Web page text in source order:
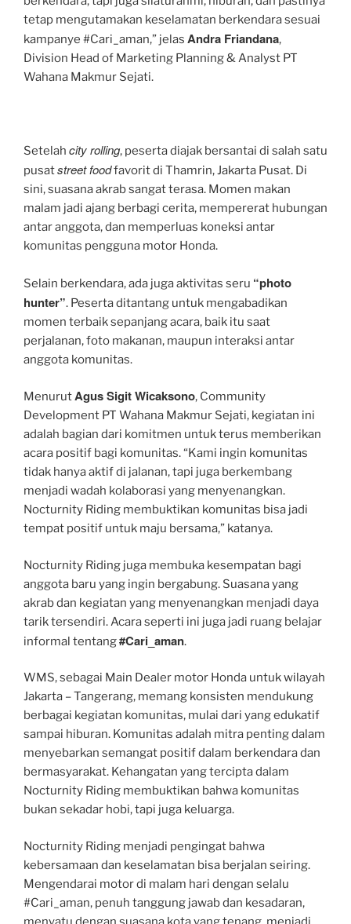
tetap mengutamakan keselamatan berkendara sesuai
kampanye #Cari_aman,” jelas Andra Friandana,
Division Head of Marketing Planning & Analyst PT
Wahana Makmur Sejati.
Setelah city rolling, peserta diajak bersantai di salah satu
pusatstreet foodfavorit di Thamrin, Jakarta Pusat. Di
sini, suasana akrab sangat terasa. Momen makan
malam jadi ajang berbagi cerita, mempererat hubungan
antar anggota, dan memperluas koneksi antar
komunitas pengguna motor Honda.
Selain berkendara, ada juga aktivitas seru “photo
hunter”. Peserta ditantang untuk mengabadikan
momen terbaik sepanjang acara, baik itu saat
perjalanan, foto makanan, maupun interaksi antar
anggota komunitas.
MenurutAgus Sigit Wicaksono, Community
Development PT Wahana Makmur Sejati, kegiatan ini
adalah bagian dari komitmen untuk terus memberikan
acara positif bagi komunitas. “Kami ingin komunitas
tidak hanya aktif di jalanan, tapi juga berkembang
menjadi wadah kolaborasi yang menyenangkan.
Nocturnity Riding membuktikan komunitas bisa jadi
tempat positif untuk maju bersama,” katanya.
Nocturnity Riding juga membuka kesempatan bagi
anggota baru yang ingin bergabung. Suasana yang
akrab dan kegiatan yang menyenangkan menjadi daya
tarik tersendiri. Acara seperti ini juga jadi ruang belajar
informal tentang#Cari_aman.
WMS, sebagai Main Dealer motor Honda untuk wilayah
Jakarta – Tangerang, memang konsisten mendukung
berbagai kegiatan komunitas, mulai dari yang edukatif
sampai hiburan. Komunitas adalah mitra penting dalam
menyebarkan semangat positif dalam berkendara dan
bermasyarakat. Kehangatan yang tercipta dalam
Nocturnity Riding membuktikan bahwa komunitas
bukan sekadar hobi, tapi juga keluarga.
Nocturnity Riding menjadi pengingat bahwa
kebersamaan dan keselamatan bisa berjalan seiring.
Mengendarai motor di malam hari dengan selalu
#Cari_aman, penuh tanggung jawab dan kesadaran,